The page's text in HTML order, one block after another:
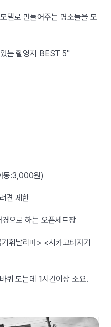
델로 만들어주는 명소들을 모
는 촬영지 BEST 5"
동:3,000원)
견 제한
으로 하는 오픈세트장
휘날리며> <시카고타자기
퀴 도는데 1시간이상 소요.